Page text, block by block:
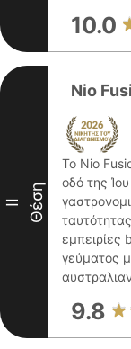
10.0
II Θέση
Nio
Το Nio
οδό της
εμπειρίες
γεύματος
9.8